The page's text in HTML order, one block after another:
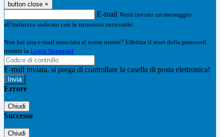
button close ×
E-mail Verrà inviato un messaggio
all'indirizzo indicato con le istruzioni necessarie.
Non hai una e-mail associata al nome utente? Effettua il reset della password
tramite la Login Spaggiari
E-mail inviata, si prega di controllare la casella di posta elettronica!
Errore
Chiudi
Successo
Chiudi